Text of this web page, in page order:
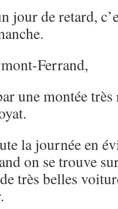
jour de retard,
Ferrand,
une montée
la journée en
on se trouve
très belles